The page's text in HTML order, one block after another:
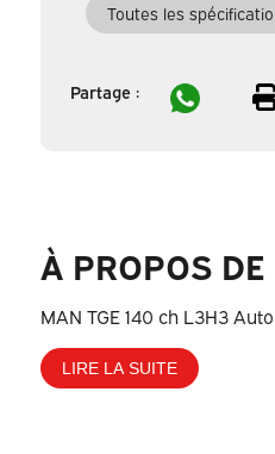
Toutes les
Partage :
À PROPOS
MAN TGE 140 ch L3H3
LIRE LA SUITE